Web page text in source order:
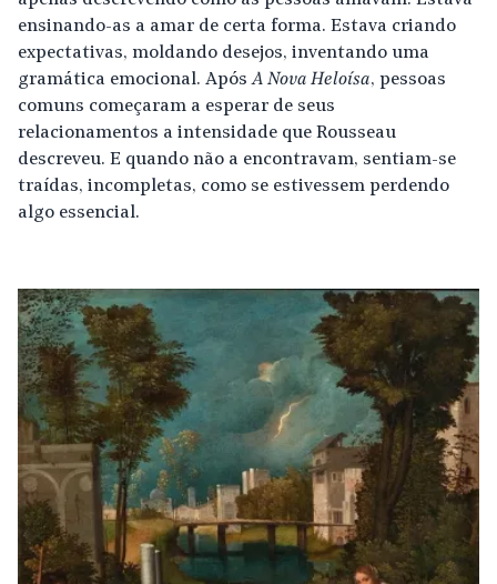
ensinando-as a amar de certa forma. Estava criando
expectativas, moldando desejos, inventando uma
gramática emocional. ApósA Nova Heloísa, pessoas
comuns começaram a esperar de seus
relacionamentos a intensidade que Rousseau
descreveu. E quando não a encontravam, sentiam-se
traídas, incompletas, como se estivessem perdendo
algo essencial.